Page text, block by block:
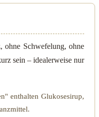
ohne Schwefelung, ohne
sein – idealerweise nur
enthalten Glukosesirup,